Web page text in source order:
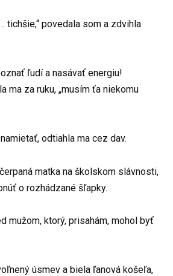
tichšie,“ povedala som a zdvihla
ľudí a nasávať energiu!
ma za ruku, „musím ťa niekomu
odtiahla ma cez dav.
matka na školskom slávnosti,
o rozhádzané šľapky.
mužom, ktorý, prisahám, mohol byť
úsmev a biela ľanová košeľa,